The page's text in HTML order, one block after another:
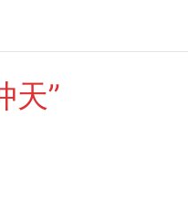
天”